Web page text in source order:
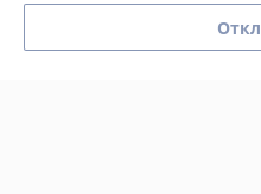
Сайт создан на платформе